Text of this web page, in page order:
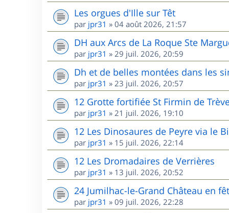
Les orgues d'Ille sur Têt
par jpr31 » 04 août 2026, 21:57
DH aux Arcs de La Roque Ste
par jpr31 » 29 juil. 2026, 20:59
Dh et de belles montées dans les
par jpr31 » 23 juil. 2026, 20:57
12 Grotte fortifiée St Firmin de
par jpr31 » 21 juil. 2026, 19:10
12 Les Dinosaures de Peyre via le
par jpr31 » 15 juil. 2026, 22:14
12 Les Dromadaires de Verrières
par jpr31 » 13 juil. 2026, 20:52
24 Jumilhac-le-Grand Château en
par jpr31 » 09 juil. 2026, 22:28